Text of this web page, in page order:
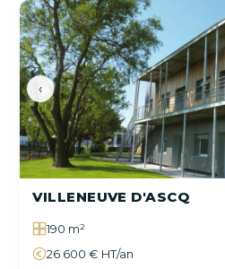
‹
VILLENEUVE D'ASCQ
190 m²
26 600 € HT/an